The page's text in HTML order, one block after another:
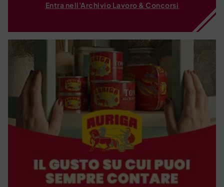
Entra nell'Archivio Lavoro & Concorsi